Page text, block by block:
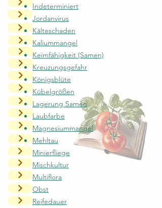
Indeterminiert
Jordanvirus
Kälteschaden
Kaliummangel
Keimfähigkeit (Samen)
Kreuzungsgefahr
Königsblüte
Kübelgrößen
Lagerung Samen
Laubfarbe
Magnesiummangel
Mehltau
Minierfliege
Mischkultur
Multiflora
Obst
Reifedauer